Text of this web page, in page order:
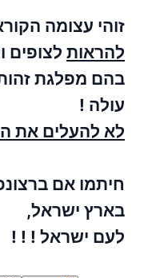
זוהי עצומה
להראות לצופים
בהם מפלגת
עולה !
לא להעלים את
חיתמו אם
בארץ ישראל,
לעם ישראל ! ! !